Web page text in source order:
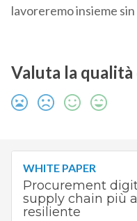
lavoreremo insieme sin
Valuta la
WHITE PAPER
Procurement
supply chain più
resiliente